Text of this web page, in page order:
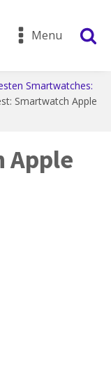
Menu
Smartwatches:
Smartwatch Apple
Apple